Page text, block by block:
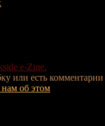
e-Zine.
или есть комментарии
об этом